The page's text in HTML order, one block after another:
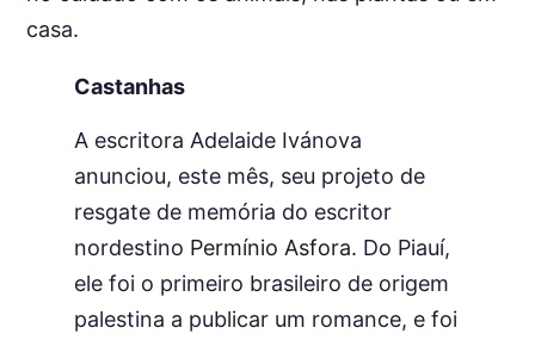
casa.
Castanhas
A escritora Adelaide Ivánova
anunciou, este mês, seu projeto de
resgate de memória do escritor
nordestino Permínio Asfora. Do Piauí,
ele foi o primeiro brasileiro de origem
palestina a publicar um romance, e foi